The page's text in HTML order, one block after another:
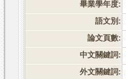
畢業學年度:
語文別:
論文頁數:
中文關鍵詞:
外文關鍵詞: